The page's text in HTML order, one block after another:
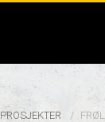
PROSJEKTER